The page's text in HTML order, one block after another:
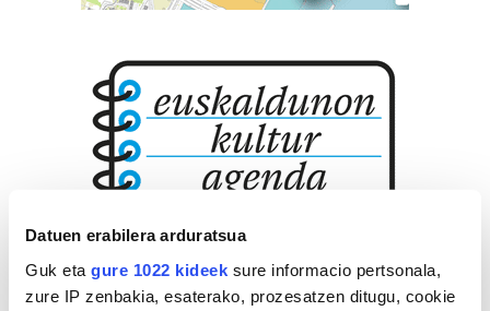
Datuen erabilera arduratsua
Guk eta gure 1022 kideek sure informacio pertsonala,
zure IP zenbakia, esaterako, prozesatzen ditugu, cookie